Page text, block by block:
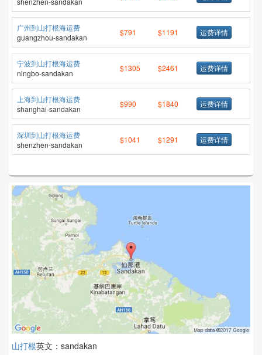
广州到山打根海运费
guangzhou-sandakan
$791 $1191 运费详情
宁波到山打根海运费
ningbo-sandakan
$1305 $2461 运费详情
上海到山打根海运费
shanghai-sandakan
$990 $1840 运费详情
深圳到山打根海运费
shenzhen-sandakan
$1041 $1291 运费详情
山打根英文：sandakan